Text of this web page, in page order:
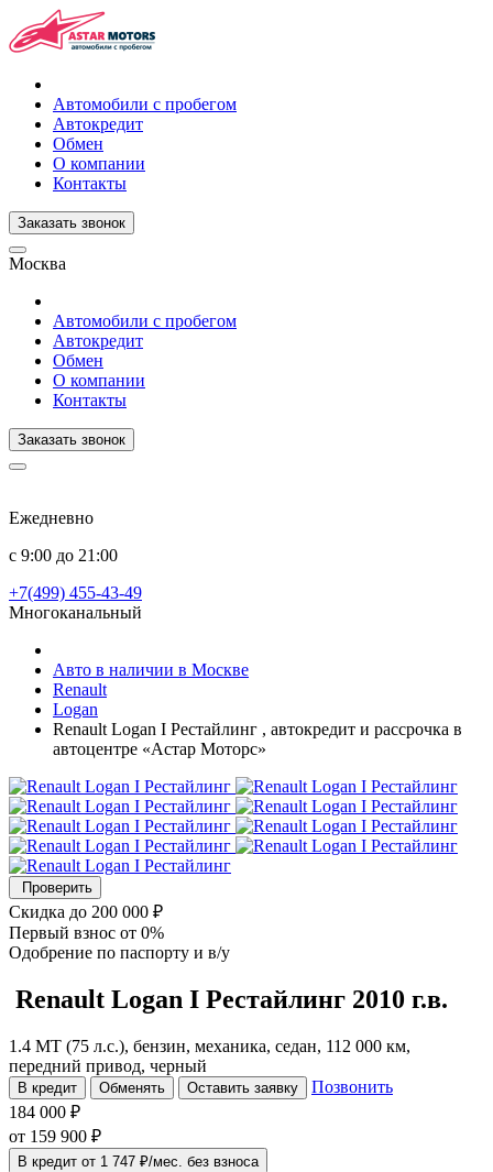
Автомобили с пробегом
Автокредит
Обмен
О компании
Контакты
Заказать звонок
Москва
Автомобили с пробегом
Автокредит
Обмен
О компании
Контакты
Заказать звонок
Ежедневно
с 9:00 до 21:00
+7(499) 455-43-49
Многоканальный
Авто в наличии в Москве
Renault
Logan
Renault Logan I Рестайлинг , автокредит и рассрочка в
автоцентре «Астар Моторс»
Проверить
Скидка до 200 000 ₽
Первый взнос от 0%
Одобрение по паспорту и в/у
Renault Logan I Рестайлинг 2010 г.в.
1.4 MT (75 л.с.), бензин, механика, седан, 112 000 км,
передний привод, черный
В кредит Обменять Оставить заявку
Позвонить
184 000 ₽
от 159 900 ₽
В кредит от 1 747 ₽/мес. без взноса